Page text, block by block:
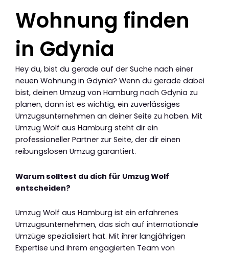
Wohnung finden
in Gdynia
Hey du, bist du gerade auf der Suche nach einer
neuen Wohnung in Gdynia? Wenn du gerade dabei
bist, deinen Umzug von Hamburg nach Gdynia zu
planen, dann ist es wichtig, ein zuverlässiges
Umzugsunternehmen an deiner Seite zu haben. Mit
Umzug Wolf aus Hamburg steht dir ein
professioneller Partner zur Seite, der dir einen
reibungslosen Umzug garantiert.
Warum solltest du dich für Umzug Wolf
entscheiden?
Umzug Wolf aus Hamburg ist ein erfahrenes
Umzugsunternehmen, das sich auf internationale
Umzüge spezialisiert hat. Mit ihrer langjährigen
Expertise und ihrem engagierten Team von